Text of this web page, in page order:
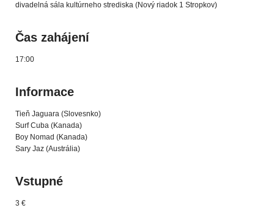
divadelná sála kultúrneho strediska (Nový riadok 1 Stropkov)
Čas zahájení
17:00
Informace
Tieň Jaguara (Slovesnko)
Surf Cuba (Kanada)
Boy Nomad (Kanada)
Sary Jaz (Austrália)
Vstupné
3 €